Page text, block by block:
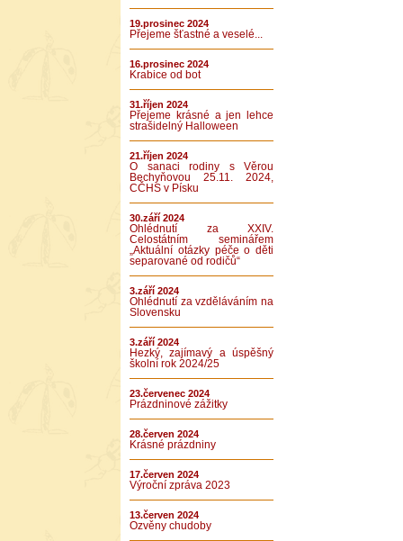
19.prosinec 2024
Přejeme šťastné a veselé...
16.prosinec 2024
Krabice od bot
31.říjen 2024
Přejeme krásné a jen lehce
strašidelný Halloween
21.říjen 2024
O sanaci rodiny s Věrou
Bechyňovou 25.11. 2024,
CČHS v Písku
30.září 2024
Ohlédnutí za XXIV.
Celostátním seminářem
„Aktuální otázky péče o děti
separované od rodičů“
3.září 2024
Ohlédnutí za vzděláváním na
Slovensku
3.září 2024
Hezký, zajímavý a úspěšný
školní rok 2024/25
23.červenec 2024
Prázdninové zážitky
28.červen 2024
Krásné prázdniny
17.červen 2024
Výroční zpráva 2023
13.červen 2024
Ozvěny chudoby